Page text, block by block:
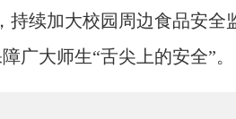
续加大校园周边食品安
广大师生“舌尖上的安全”。